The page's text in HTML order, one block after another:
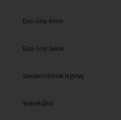
Easi-Grip Knive
Easi-Grip Sakse
Sansemotorisk legetøj
Snørebånd